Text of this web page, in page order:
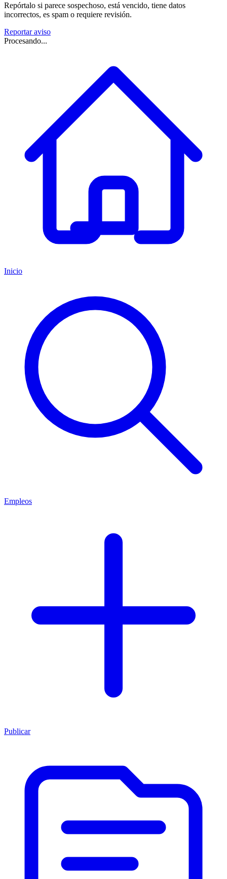
Repórtalo si parece sospechoso, está vencido, tiene datos
incorrectos, es spam o requiere revisión.
Reportar aviso
Procesando...
Inicio
Empleos
Publicar